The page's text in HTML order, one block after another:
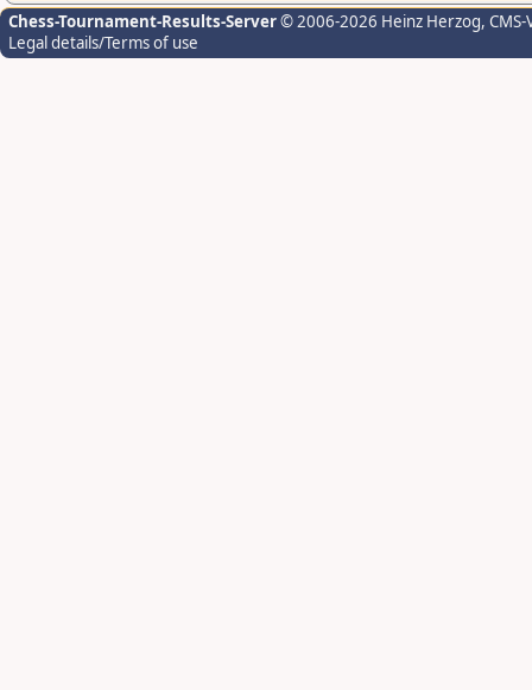
Chess-Tournament-Results-Server© 2006-2026 Heinz Herzog,
Legal details/Terms of use